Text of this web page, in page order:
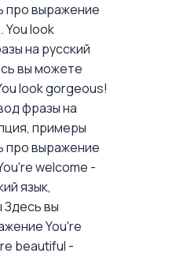
про выражение
You look
на русский
вы можете
look gorgeous!
фразы на
примеры
про выражение
welcome -
язык,
Здесь вы
You're
beautiful -